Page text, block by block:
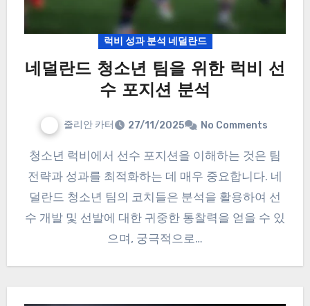
럭비 성과 분석 네덜란드
네덜란드 청소년 팀을 위한 럭비 선
수 포지션 분석
줄리안 카터 27/11/2025 No Comments
청소년 럭비에서 선수 포지션을 이해하는 것은 팀
전략과 성과를 최적화하는 데 매우 중요합니다. 네
덜란드 청소년 팀의 코치들은 분석을 활용하여 선
수 개발 및 선발에 대한 귀중한 통찰력을 얻을 수 있
으며, 궁극적으로…